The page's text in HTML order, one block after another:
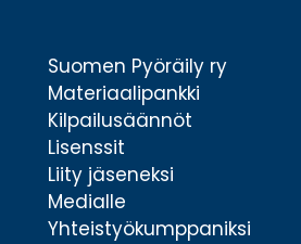
Suomen Pyöräily ry
Materiaalipankki
Kilpailusäännöt
Lisenssit
Liity jäseneksi
Medialle
Yhteistyökumppaniksi